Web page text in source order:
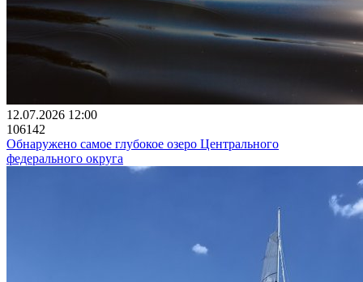
12.07.2026 12:00
106142
Обнаружено самое глубокое озеро Центрального
федерального округа